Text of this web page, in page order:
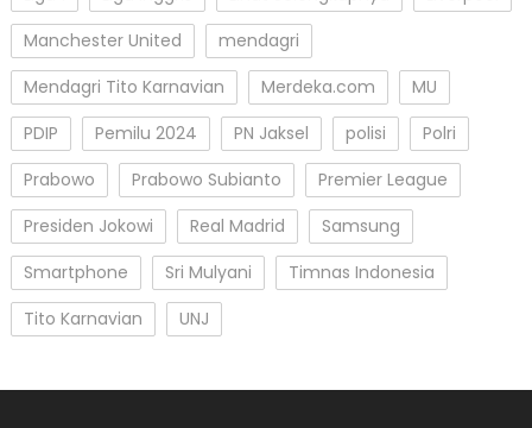
Manchester United
mendagri
Mendagri Tito Karnavian
Merdeka.com
MU
PDIP
Pemilu 2024 PN Jaksel polisi
Polri
Prabowo
Prabowo Subianto
Premier League
Presiden Jokowi
Real Madrid
Samsung
Smartphone
Sri Mulyani
Timnas Indonesia
Tito Karnavian
UNJ